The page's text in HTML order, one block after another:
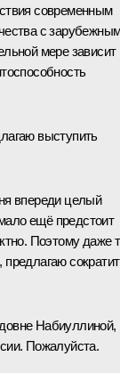
современным
с
мере зависит
выступить
впереди целый
ещё предстоит
Поэтому даже
Набиуллиной,
Пожалуйста.